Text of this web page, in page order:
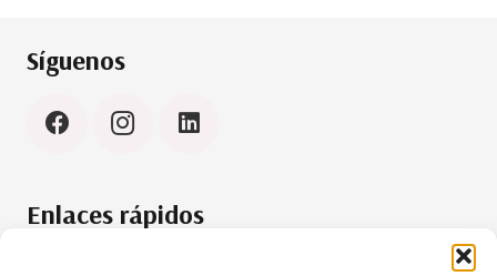
Síguenos
Enlaces rápidos